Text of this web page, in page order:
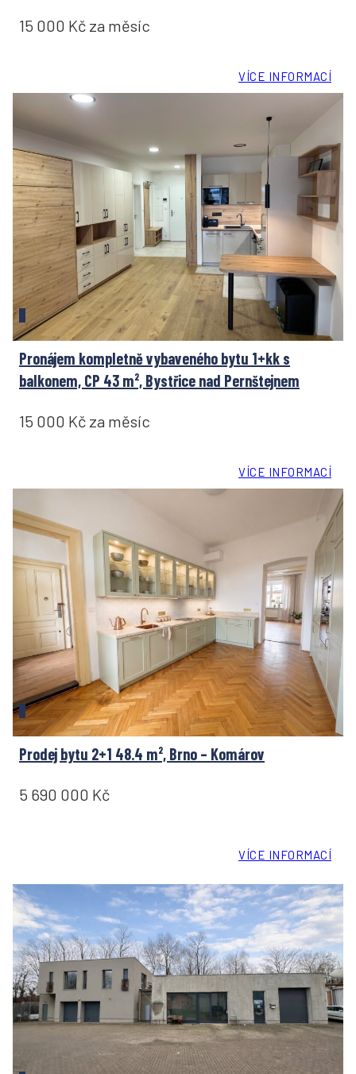
15 000 Kč za měsíc
VÍCE INFORMACÍ
Pronájem kompletně vybaveného bytu 1+kk s
balkonem, CP 43 m², Bystřice nad Pernštejnem
15 000 Kč za měsíc
VÍCE INFORMACÍ
Prodej bytu 2+1 48.4 m², Brno – Komárov
5 690 000 Kč
VÍCE INFORMACÍ